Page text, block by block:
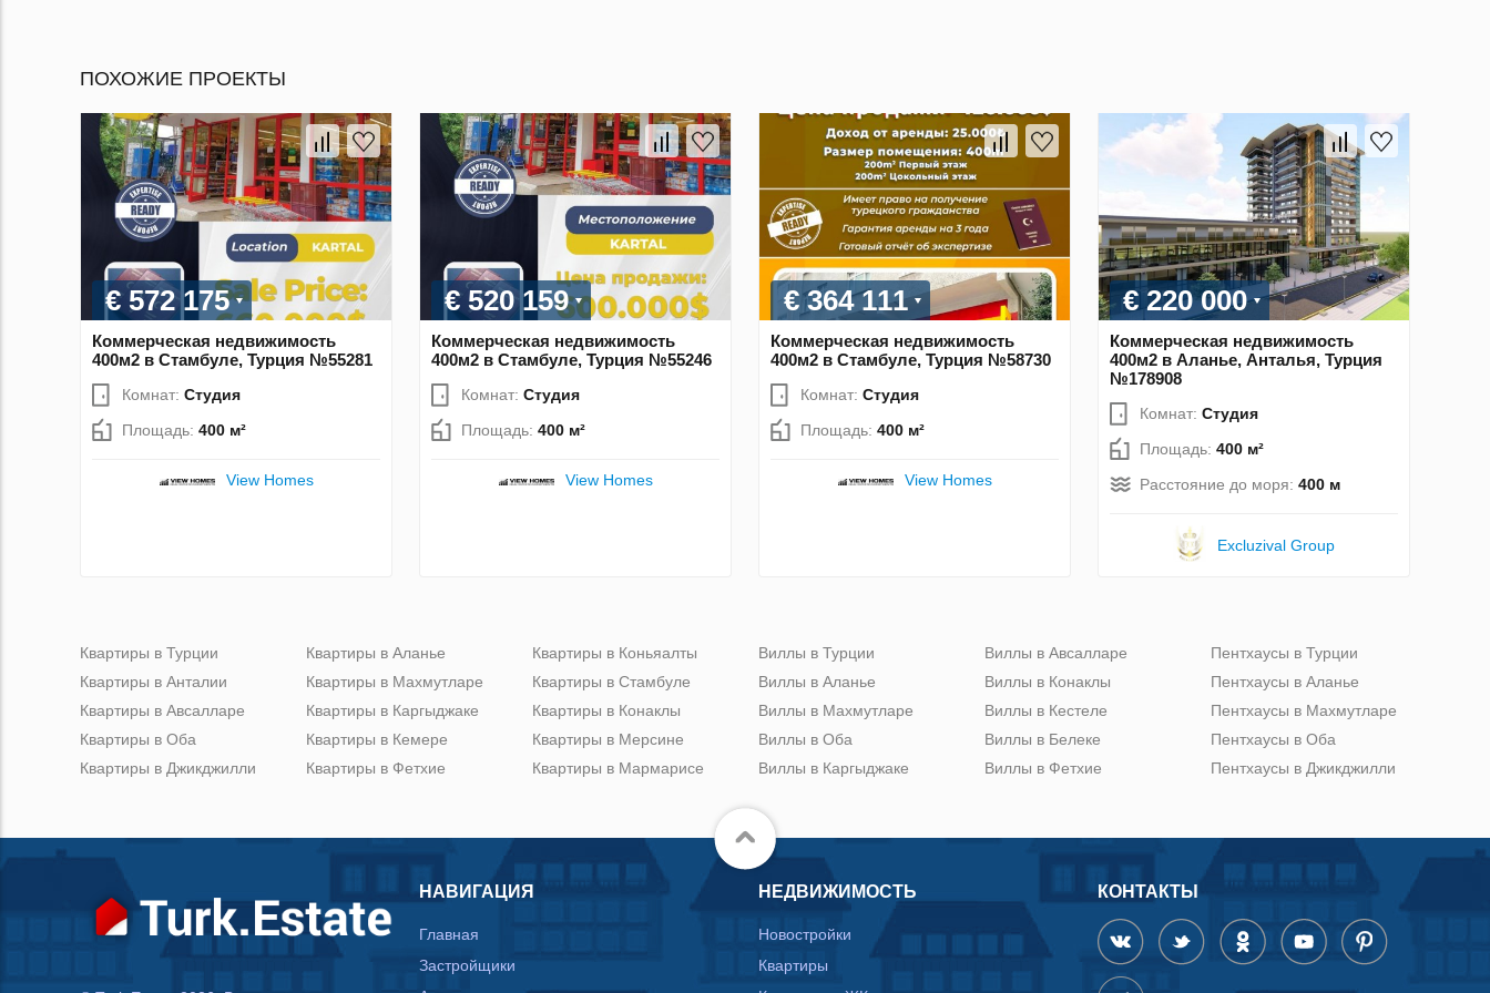
ПОХОЖИЕ ПРОЕКТЫ
€ 572 175
Коммерческая недвижимость
400м2 в Стамбуле, Турция №55281
Комнат: Студия
Площадь: 400 м²
View Homes
€ 520 159
Коммерческая недвижимость
400м2 в Стамбуле, Турция №55246
Комнат: Студия
Площадь: 400 м²
View Homes
€ 364 111
Коммерческая недвижимость
400м2 в Стамбуле, Турция №58730
Комнат: Студия
Площадь: 400 м²
View Homes
€ 220 000
Коммерческая недвижимость
400м2 в Аланье, Анталья, Турция
№178908
Комнат: Студия
Площадь: 400 м²
Расстояние до моря: 400 м
Excluzival Group
Квартиры в Турции
Квартиры в Анталии
Квартиры в Авсалларе
Квартиры в Оба
Квартиры в Джикджилли
Квартиры в Аланье
Квартиры в Махмутларе
Квартиры в Каргыджаке
Квартиры в Кемере
Квартиры в Фетхие
Квартиры в Коньяалты
Квартиры в Стамбуле
Квартиры в Конаклы
Квартиры в Мерсине
Квартиры в Мармарисе
Виллы в Турции
Виллы в Аланье
Виллы в Махмутларе
Виллы в Оба
Виллы в Каргыджаке
Виллы в Авсалларе
Виллы в Конаклы
Виллы в Кестеле
Виллы в Белеке
Виллы в Фетхие
Пентхаусы в Турции
Пентхаусы в Аланье
Пентхаусы в Махмутларе
Пентхаусы в Оба
Пентхаусы в Джикджилли
НАВИГАЦИЯ
Главная
Застройщики
НЕДВИЖИМОСТЬ
Новостройки
Квартиры
КОНТАКТЫ